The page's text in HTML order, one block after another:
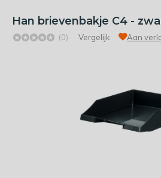
Han brievenbakje C4 -
(0) Vergelijk Aan